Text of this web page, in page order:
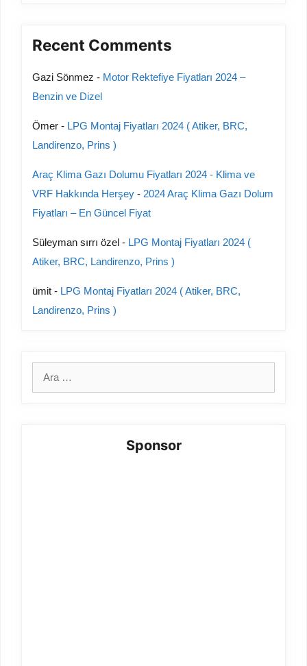
Recent Comments
Gazi Sönmez - Motor Rektefiye Fiyatları 2024 –
Benzin ve Dizel
Ömer - LPG Montaj Fiyatları 2024 ( Atiker, BRC,
Landirenzo, Prins )
Araç Klima Gazı Dolumu Fiyatları 2024 - Klima ve
VRF Hakkında Herşey - 2024 Araç Klima Gazı Dolum
Fiyatları – En Güncel Fiyat
Süleyman sırrı özel - LPG Montaj Fiyatları 2024 (
Atiker, BRC, Landirenzo, Prins )
ümit - LPG Montaj Fiyatları 2024 ( Atiker, BRC,
Landirenzo, Prins )
için
ara
Sponsor